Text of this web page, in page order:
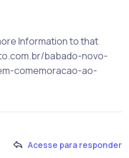
Information to that
babado-novo-
comemoracao-ao-
Acesse para responder